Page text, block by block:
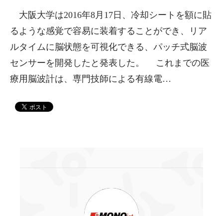
大阪大学は2016年8月17日、冷却シートを額に貼
るような感覚で容易に装着することができ、リア
ルタイムに脳状態を可視化できる、パッチ式脳波
センサーを開発したと発表した。 これまでの医
療用脳波計は、専門技師による有線電…